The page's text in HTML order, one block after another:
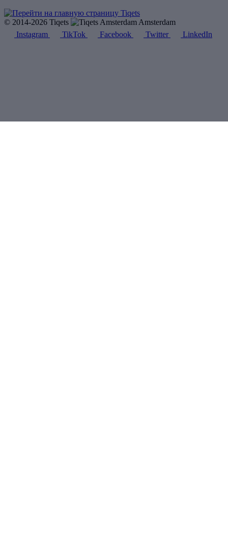
© 2014-2026 Tiqets
Amsterdam
Instagram
TikTok Facebook Twitter LinkedIn